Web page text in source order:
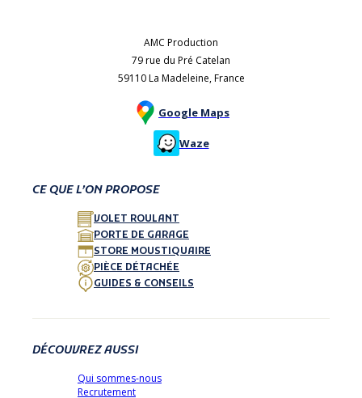
AMC Production
79 rue du Pré Catelan
59110 La Madeleine, France
Google Maps
Waze
CE QUE L’ON PROPOSE
VOLET ROULANT
PORTE DE GARAGE
STORE MOUSTIQUAIRE
PIÈCE DÉTACHÉE
GUIDES & CONSEILS
DÉCOUVREZ AUSSI
Qui sommes-nous
Recrutement